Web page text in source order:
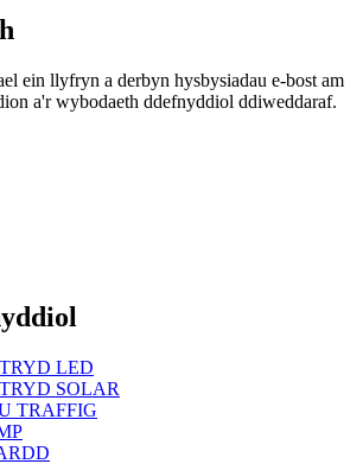
ein llyfryn a derbyn hysbysiadau e-bost am
a'r wybodaeth ddefnyddiol ddiweddaraf.
LED
SOLAR
TRAFFIG